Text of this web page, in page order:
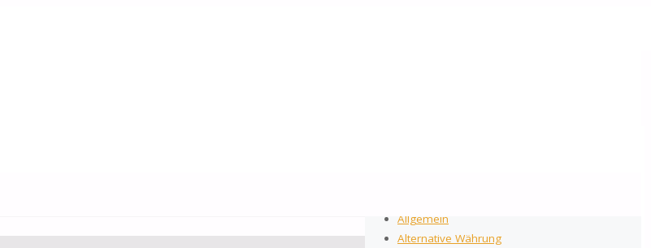
Allgemein
Alternative Währung